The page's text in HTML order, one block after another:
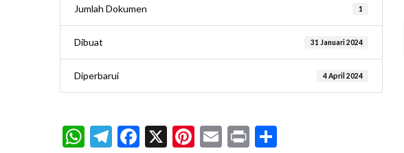
Jumlah Dokumen 1
Dibuat 31 Januari 2024
Diperbarui 4 April 2024
WhatsApp
Telegram
Facebook
X Pinterest
Email
Print